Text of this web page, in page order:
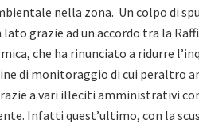
nella zona. Un colpo di
grazie ad un accordo tra la
che ha rinunciato a ridurre
di monitoraggio di cui peraltro
a vari illeciti amministrativi
Infatti quest’ultimo, con la